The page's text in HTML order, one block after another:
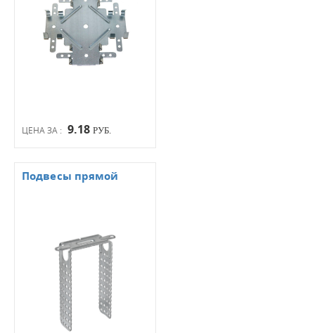
ЦЕНА ЗА : 9.18 РУБ.
Подвесы прямой